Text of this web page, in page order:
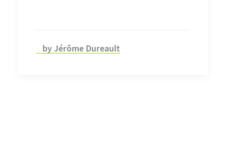
by Jérôme Dureault